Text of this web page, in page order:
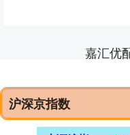
嘉汇优
沪深京指数